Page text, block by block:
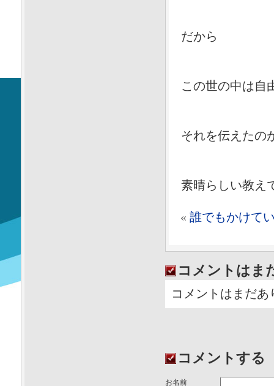
だから
この世の中は自
それを伝えたの
素晴らしい教え
« 誰でもかけて
コメントはま
コメントはまだあ
コメントする
お名前